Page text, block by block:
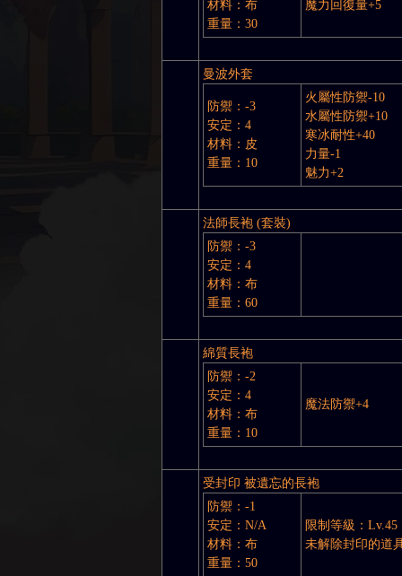
材料：布
重量：30
魔力回復量+5
曼波外套
防禦：-3
安定：4
材料：皮
重量：10
火屬性防禦-10
水屬性防禦+10
寒冰耐性+40
力量-1
魅力+2
法師長袍 (套裝)
防禦：-3
安定：4
材料：布
重量：60
綿質長袍
防禦：-2
安定：4
材料：布
重量：10
魔法防禦+4
受封印 被遺忘的長袍
防禦：-1
安定：N/A
材料：布
重量：50
限制等級：Lv.45
未解除封印的道